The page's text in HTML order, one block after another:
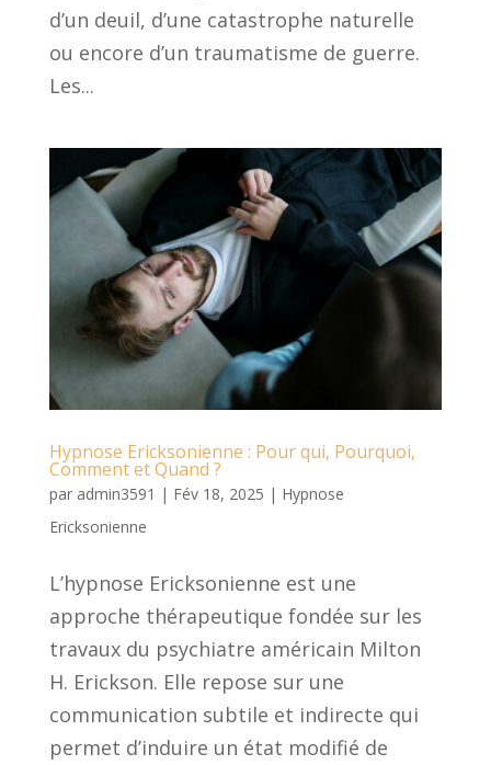
d’un deuil, d’une catastrophe naturelle
ou encore d’un traumatisme de guerre.
Les...
Hypnose Ericksonienne : Pour qui, Pourquoi,
Comment et Quand ?
par admin3591 | Fév 18, 2025 | Hypnose
Ericksonienne
L’hypnose Ericksonienne est une
approche thérapeutique fondée sur les
travaux du psychiatre américain Milton
H. Erickson. Elle repose sur une
communication subtile et indirecte qui
permet d’induire un état modifié de